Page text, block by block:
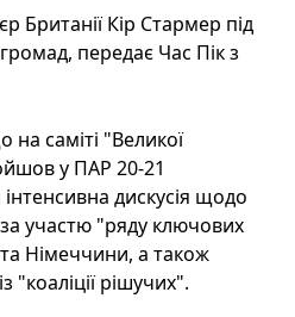
Британії Кір Стармер під
передає Час Пік з
саміті "Великої
у ПАР 20-21
дискусія щодо
участю "ряду ключових
Німеччини, а також
"коаліції рішучих".